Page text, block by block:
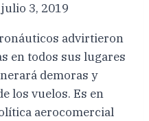
julio 3, 2019
advirtieron
en todos sus lugares
demoras y
los vuelos. Es en
aerocomercial